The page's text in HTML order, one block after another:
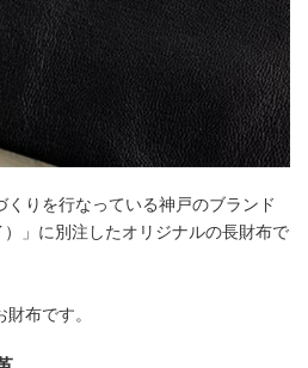
りを行なっている神戸のブランド
）」に別注したオリジナルの長財布で
布です。